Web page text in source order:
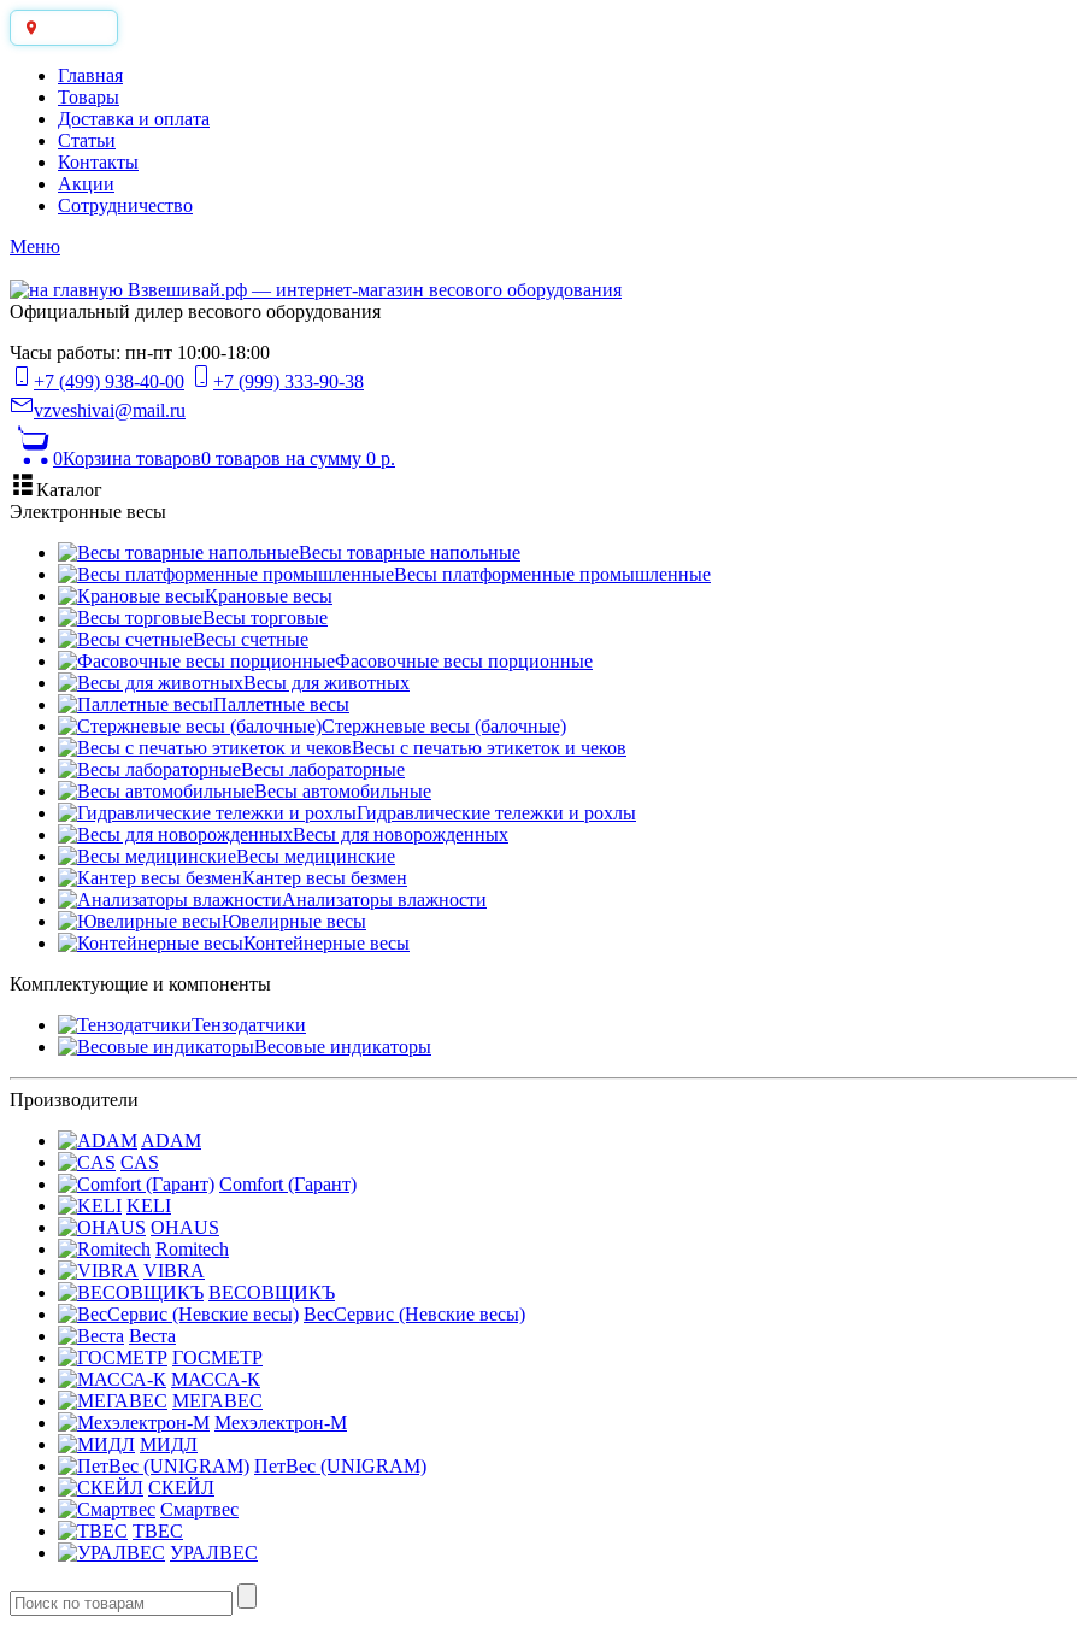
Главная
Товары
Доставка и оплата
Статьи
Контакты
Акции
Сотрудничество
Меню
Официальный дилер весового оборудования
Часы работы: пн-пт 10:00-18:00
+7 (499) 938-40-00
+7 (999) 333-90-38
vzveshivai@mail.ru
0Корзина товаров0 товаров на сумму 0 р.
Каталог
Электронные весы
Весы товарные напольные
Весы платформенные промышленные
Крановые весы
Весы торговые
Весы счетные
Фасовочные весы порционные
Весы для животных
Паллетные весы
Стержневые весы (балочные)
Весы c печатью этикеток и чеков
Весы лабораторные
Весы автомобильные
Гидравлические тележки и рохлы
Весы для новорожденных
Весы медицинские
Кантер весы безмен
Анализаторы влажности
Ювелирные весы
Контейнерные весы
Комплектующие и компоненты
Тензодатчики
Весовые индикаторы
Производители
ADAM
CAS
Comfort (Гарант)
KELI
OHAUS
Romitech
VIBRA
ВЕСОВЩИКЪ
ВесСервис (Невские весы)
Веста
ГОСМЕТР
МАССА-К
МЕГАВЕС
Мехэлектрон-М
МИДЛ
ПетВес (UNIGRAM)
СКЕЙЛ
Смартвес
ТВЕС
УРАЛВЕС